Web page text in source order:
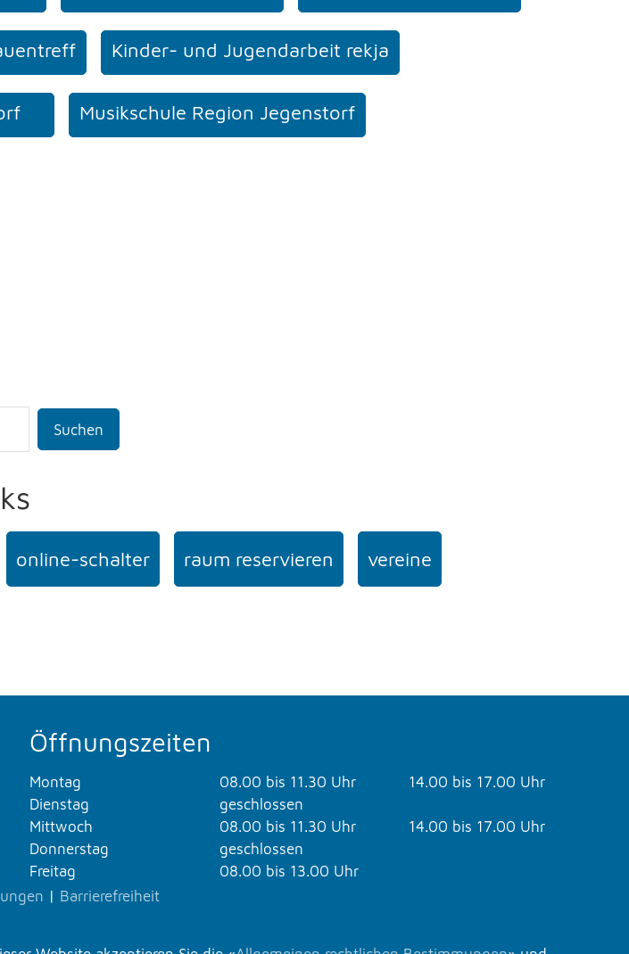
Kinder- und Jugendarbeit rekja
Musikschule Region Jegenstorf
Suchen
online-schalter raum reservieren vereine
Öffnungszeiten
Montag 08.00 bis 11.30 Uhr
14.00 bis 17.00 Uhr
Dienstag
geschlossen
Mittwoch
08.00 bis 11.30 Uhr
14.00 bis 17.00 Uhr
Donnerstag
geschlossen
Freitag
08.00 bis 13.00 Uhr
| Barrierefreiheit